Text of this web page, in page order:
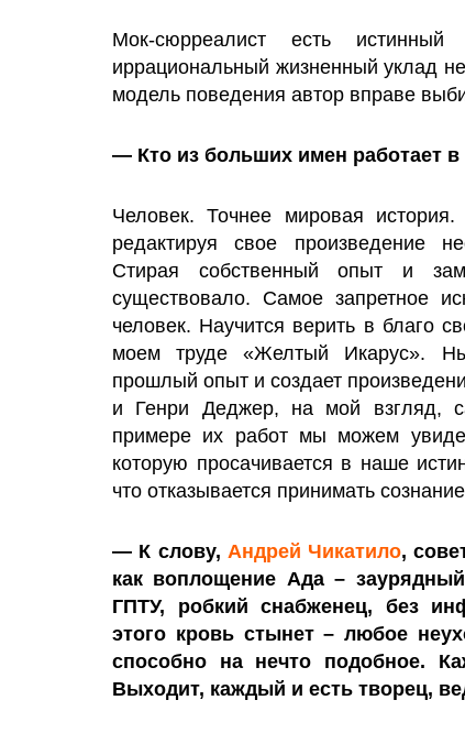
Мок-сюрреалист есть
иррациональный жизненный уклад
модель поведения автор вправе
— Кто из больших имен работает
Человек. Точнее мировая
редактируя свое произведение
Стирая собственный опыт и
существовало. Самое запретное
человек. Научится верить в благо
моем труде «Желтый Икарус».
прошлый опыт и создает
и Генри Деджер, на мой взгляд,
примере их работ мы можем
которую просачивается в наше
что отказывается принимать
— К слову, Андрей Чикатило,
как воплощение Ада –
ГПТУ, робкий снабженец, без
этого кровь стынет – любое
способно на нечто подобное.
Выходит, каждый и есть творец,